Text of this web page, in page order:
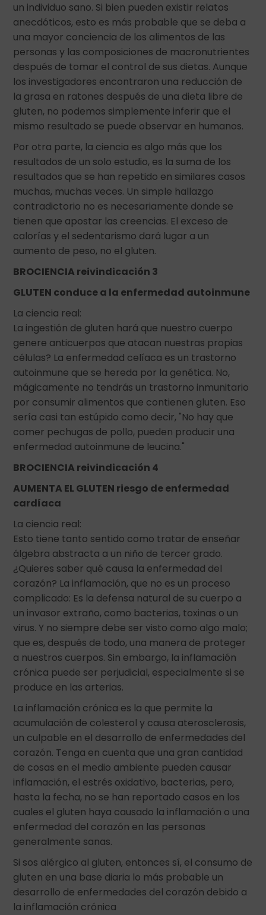
un individuo sano. Si bien pueden existir relatos
anecdóticos, esto es más probable que se deba a
una mayor conciencia de los alimentos de las
personas y las composiciones de macronutrientes
después de tomar el control de sus dietas. Aunque
los investigadores encontraron una reducción de
la grasa en ratones después de una dieta libre de
gluten, no podemos simplemente inferir que el
mismo resultado se puede observar en humanos.
Por otra parte, la ciencia es algo más que los
resultados de un solo estudio, es la suma de los
resultados que se han repetido en similares casos
muchas, muchas veces. Un simple hallazgo
contradictorio no es necesariamente donde se
tienen que apostar las creencias. El exceso de
calorías y el sedentarismo dará lugar a un
aumento de peso, no el gluten.
BROCIENCIA reivindicación 3
GLUTEN conduce a la enfermedad autoinmune
La ciencia real:
La ingestión de gluten hará que nuestro cuerpo
genere anticuerpos que atacan nuestras propias
células? La enfermedad celíaca es un trastorno
autoinmune que se hereda por la genética. No,
mágicamente no tendrás un trastorno inmunitario
por consumir alimentos que contienen gluten. Eso
sería casi tan estúpido como decir, "No hay que
comer pechugas de pollo, pueden producir una
enfermedad autoinmune de leucina."
BROCIENCIA reivindicación 4
AUMENTA EL GLUTEN riesgo de enfermedad
cardíaca
La ciencia real:
Esto tiene tanto sentido como tratar de enseñar
álgebra abstracta a un niño de tercer grado.
¿Quieres saber qué causa la enfermedad del
corazón? La inflamación, que no es un proceso
complicado: Es la defensa natural de su cuerpo a
un invasor extraño, como bacterias, toxinas o un
virus. Y no siempre debe ser visto como algo malo;
que es, después de todo, una manera de proteger
a nuestros cuerpos. Sin embargo, la inflamación
crónica puede ser perjudicial, especialmente si se
produce en las arterias.
La inflamación crónica es la que permite la
acumulación de colesterol y causa aterosclerosis,
un culpable en el desarrollo de enfermedades del
corazón. Tenga en cuenta que una gran cantidad
de cosas en el medio ambiente pueden causar
inflamación, el estrés oxidativo, bacterias, pero,
hasta la fecha, no se han reportado casos en los
cuales el gluten haya causado la inflamación o una
enfermedad del corazón en las personas
generalmente sanas.
Si sos alérgico al gluten, entonces sí, el consumo de
gluten en una base diaria lo más probable un
desarrollo de enfermedades del corazón debido a
la inflamación crónica